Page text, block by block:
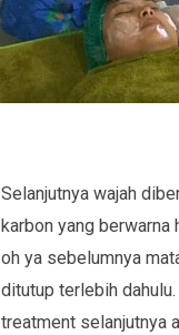
Selanjutnya wajah
karbon yang berwarna
oh ya sebelumnya
ditutup terlebih dahulu.
treatment selanjutnya